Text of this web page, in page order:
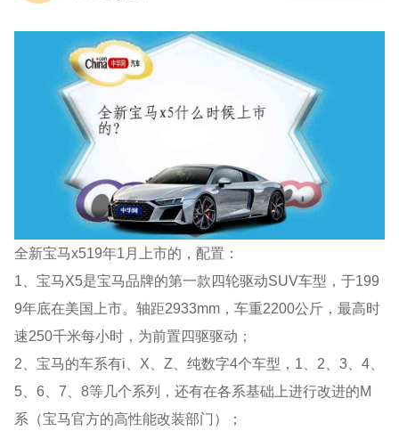
全新宝马x519年1月上市的，配置：
1、宝马X5是宝马品牌的第一款四轮驱动SUV车型，于199
9年底在美国上市。轴距2933mm，车重2200公斤，最高时
速250千米每小时，为前置四驱驱动；
2、宝马的车系有i、X、Z、纯数字4个车型，1、2、3、4、
5、6、7、8等几个系列，还有在各系基础上进行改进的M
系（宝马官方的高性能改装部门）；